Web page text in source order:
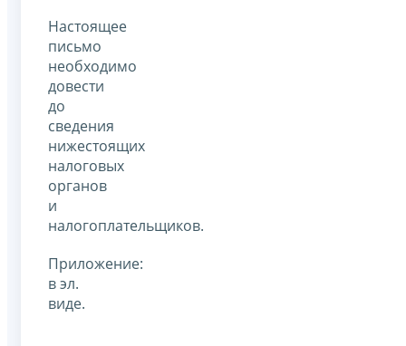
Настоящее
письмо
необходимо
довести
до
сведения
нижестоящих
налоговых
органов
и
налогоплательщиков.
Приложение:
в эл.
виде.